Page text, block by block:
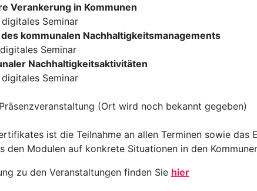
Verankerung in Kommunen
Seminar
kommunalen Nachhaltigkeitsmanagements
Seminar
Nachhaltigkeitsaktivitäten
Seminar
(Ort wird noch bekannt gegeben)
ist die Teilnahme an allen Terminen sowie
den Modulen auf konkrete Situationen in den
zu den Veranstaltungen finden Sie hier